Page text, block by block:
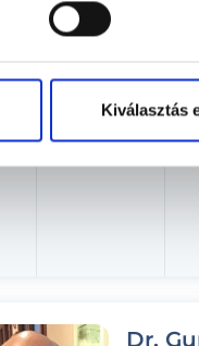
Kiválasztás
Dr.